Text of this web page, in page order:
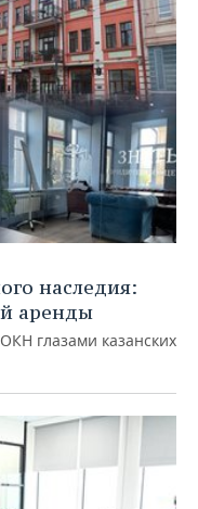
наследия:
аренды
глазами казанских